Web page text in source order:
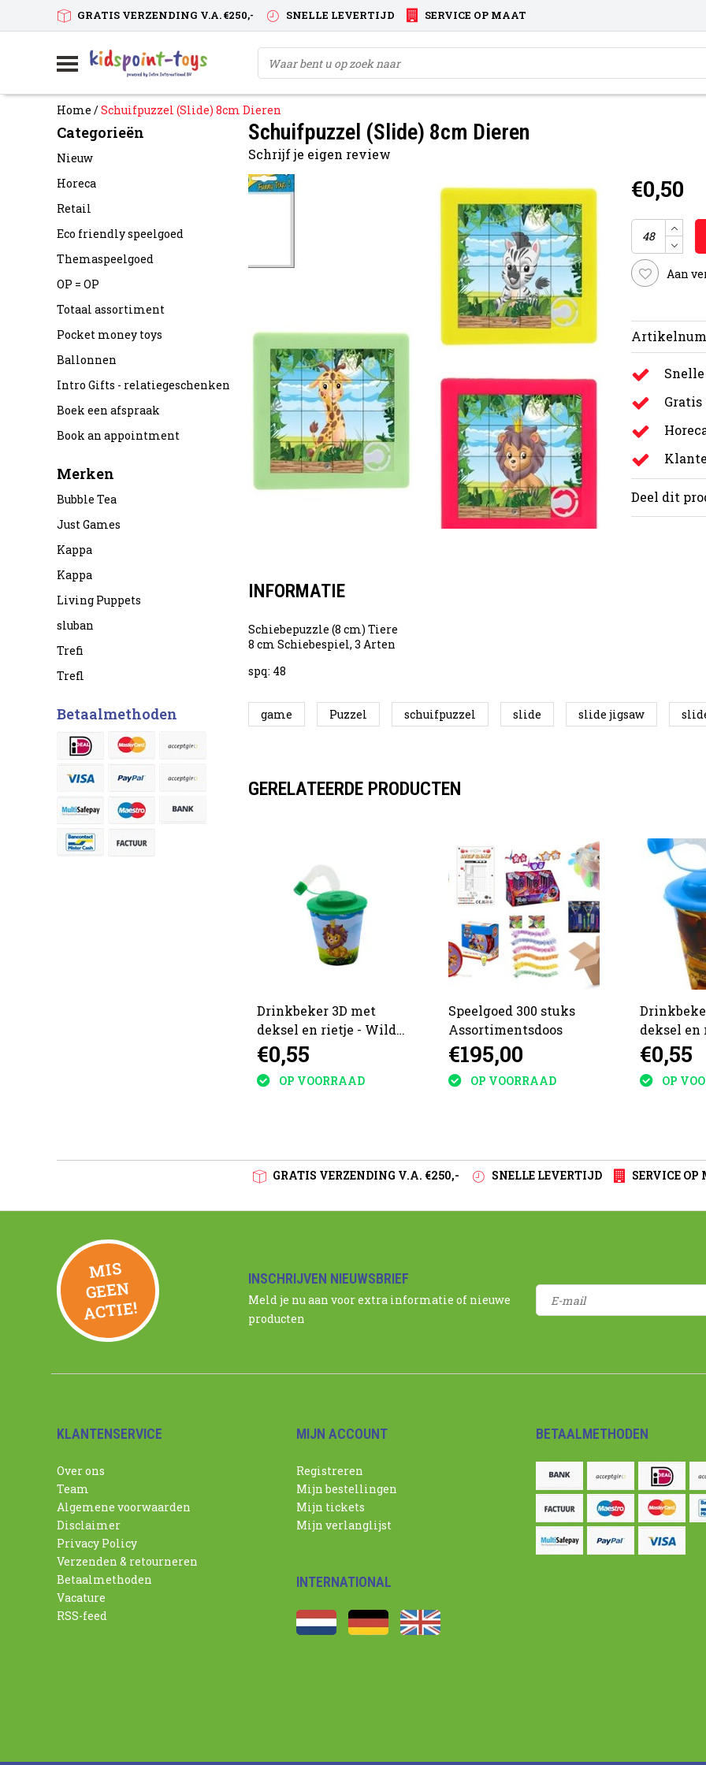
GRATIS VERZENDING V.A. €250,- SNELLE LEVERTIJD SERVICE OP MAAT
Home /Schuifpuzzel (Slide) 8cm Dieren
Categorieën
Nieuw
Horeca
Retail
Eco friendly speelgoed
Themaspeelgoed
OP = OP
Totaal assortiment
Pocket money toys
Ballonnen
Intro Gifts - relatiegeschenken
Boek een afspraak
Book an appointment
Merken
Bubble Tea
Just Games
Kappa
Kappa
Living Puppets
sluban
Trefi
Trefl
Betaalmethoden
Schuifpuzzel (Slide) 8cm Dieren
Schrijf je eigen review
€0,50
Aan
Gratis
Deel dit
INFORMATIE
Schiebepuzzle (8 cm) Tiere
8 cm Schiebespiel, 3 Arten
spq: 48
game Puzzel schuifpuzzel slide slide jigsaw
GERELATEERDE PRODUCTEN
Drinkbeker 3D met
deksel en rietje - Wild
Animals
€0,55
OP VOORRAAD
Speelgoed 300 stuks
Assortimentsdoos
€195,00
OP VOORRAAD
deksel en
€0,55
OP
GRATIS VERZENDING V.A. €250,- SNELLE LEVERTIJD SERVICE OP
MIS
GEE
N
ACTIE!
INSCHRIJVEN NIEUWSBRIEF
Meld je nu aan voor extra informatie of nieuwe
producten
KLANTENSERVICE
Over ons
Team
Algemene voorwaarden
Disclaimer
Privacy Policy
Verzenden & retourneren
Betaalmethoden
Vacature
RSS-feed
MIJN ACCOUNT
Registreren
Mijn bestellingen
Mijn tickets
Mijn verlanglijst
INTERNATIONAL
BETAALMETHODEN